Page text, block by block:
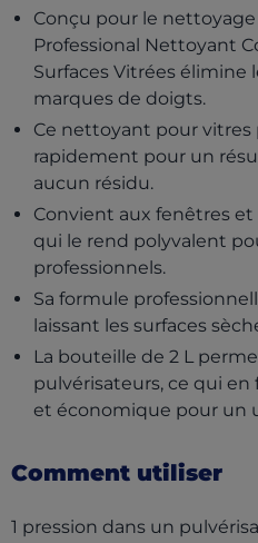
Conçu pour le
Professional Nettoyant
Surfaces Vitrées élimine
marques de doigts.
Ce nettoyant pour vitres
rapidement pour un
aucun résidu.
Convient aux fenêtres et
qui le rend polyvalent
professionnels.
Sa formule
laissant les surfaces
La bouteille de 2 L
pulvérisateurs, ce qui
et économique pour un
Comment utiliser
1 pression dans un